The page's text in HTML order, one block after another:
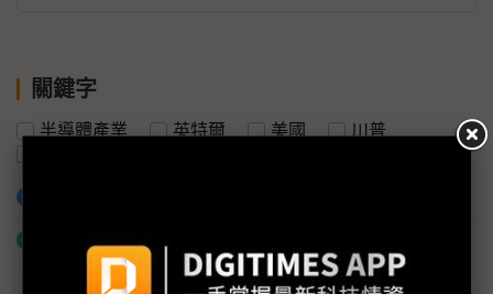
關鍵字
半導體產業 英特爾 美國
川普
什麼是「關鍵字追蹤」